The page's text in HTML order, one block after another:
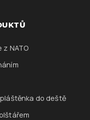
z NATO
do deště